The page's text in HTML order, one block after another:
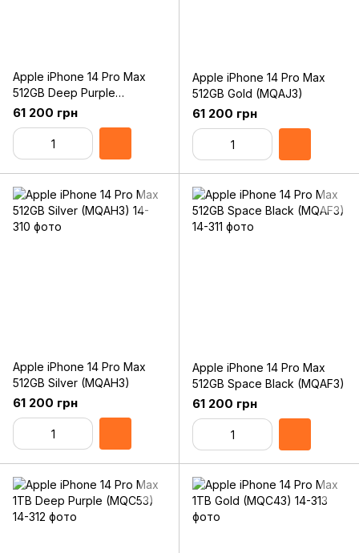
Apple iPhone 14 Pro Max
512GB Deep Purple
(MQAM3)
61 200 грн
Apple iPhone 14 Pro Max
512GB Gold (MQAJ3)
61 200 грн
Apple iPhone 14 Pro Max
512GB Silver (MQAH3)
61 200 грн
Apple iPhone 14 Pro Max
512GB Space Black (MQAF3)
61 200 грн